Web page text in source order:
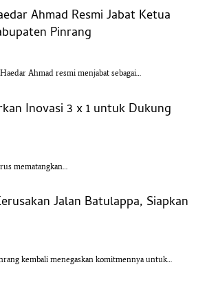
Ahmad Resmi Jabat Ketua
Pinrang
Ahmad resmi menjabat sebagai…
Inovasi 3 x 1 untuk Dukung
mematangkan…
Jalan Batulappa, Siapkan
kembali menegaskan komitmennya untuk…